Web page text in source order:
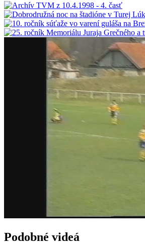
Podobné videá